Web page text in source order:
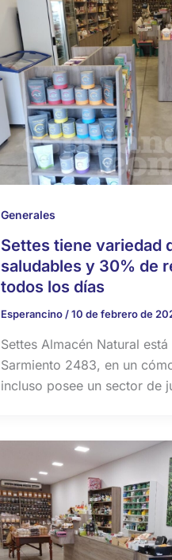
Generales
Settes tiene variedad
saludables y 30% de
todos los días
Esperancino /10 de febrero de
Settes Almacén Natural
Sarmiento 2483, en un
incluso posee un sector de